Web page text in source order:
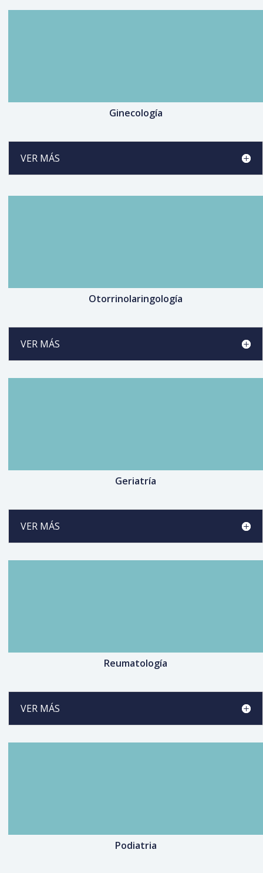
Ginecología
VER MÁS
Otorrinolaringología
VER MÁS
Geriatría
VER MÁS
Reumatología
VER MÁS
Podiatria